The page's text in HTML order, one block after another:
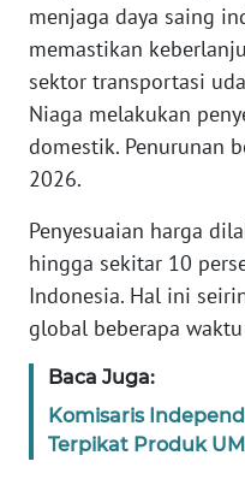
menjaga daya saing
memastikan
sektor transportasi
Niaga melakukan
domestik. Penurunan
2026.
Penyesuaian harga
hingga sekitar 10
Indonesia. Hal ini
global beberapa
Baca Juga:
Komisaris
Terpikat Produk
DISCLAIMER
Wahana
News
WN
SUMUT
JAKARTA
WN